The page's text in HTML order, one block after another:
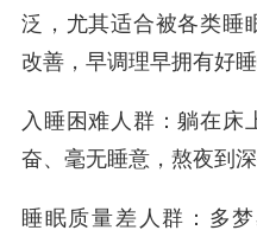
泛，尤其适合被各类睡
改善，早调理早拥有好睡
入睡困难人群：躺在床
奋、毫无睡意，熬夜到深
睡眠质量差人群：多